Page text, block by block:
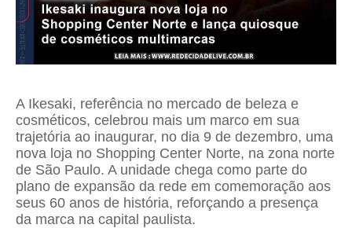
A Ikesaki, referência no mercado de beleza e
cosméticos, celebrou mais um marco em sua
trajetória ao inaugurar, no dia 9 de dezembro, uma
nova loja no Shopping Center Norte, na zona norte
de São Paulo. A unidade chega como parte do
plano de expansão da rede em comemoração aos
seus 60 anos de história, reforçando a presença
da marca na capital paulista.